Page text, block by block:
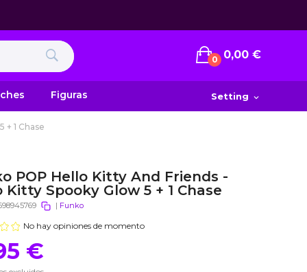
0 0,00 €
Figuras Setting expand_more
+ 1 Chase
POP Hello Kitty And Friends -
Kitty Spooky Glow 5 + 1 Chase
| Funko
No hay opiniones de momento
€